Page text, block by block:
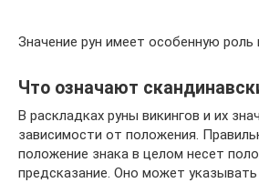
Значение рун имеет особенную роль
Что означают
В раскладках руны викингов и их
зависимости от положения.
положение знака в целом несет
предсказание. Оно может указывать